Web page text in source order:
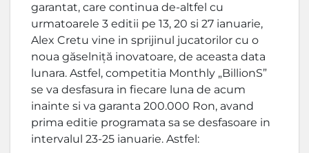
garantat, care continua de-altfel cu
urmatoarele 3 editii pe 13, 20 si 27 ianuarie,
Alex Cretu vine in sprijinul jucatorilor cu o
noua găselniță inovatoare, de aceasta data
lunara. Astfel, competitia Monthly „BillionS”
se va desfasura in fiecare luna de acum
inainte si va garanta 200.000 Ron, avand
prima editie programata sa se desfasoare in
intervalul 23-25 ianuarie. Astfel: